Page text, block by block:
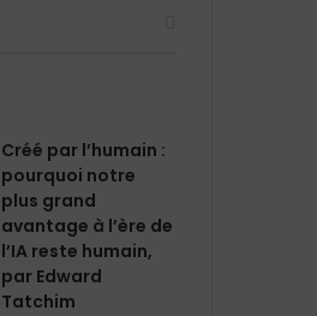
Créé par l’humain :
pourquoi notre
plus grand
avantage à l’ère de
l’IA reste humain,
par Edward
Tatchim